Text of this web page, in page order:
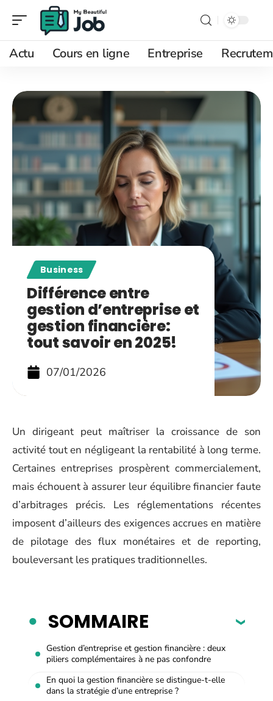
Actu Cours en ligne Entreprise
Business
Différence entre
gestion d’entreprise et
gestion financière:
tout savoir en 2025!
07/01/2026
Un dirigeant peut maîtriser la croissance de son
activité tout en négligeant la rentabilité à long terme.
Certaines entreprises prospèrent commercialement,
mais échouent à assurer leur équilibre financier faute
d’arbitrages précis. Les réglementations récentes
imposent d’ailleurs des exigences accrues en matière
de pilotage des flux monétaires et de reporting,
bouleversant les pratiques traditionnelles.
SOMMAIRE
Gestion d’entreprise et gestion financière : deux
piliers complémentaires à ne pas confondre
En quoi la gestion financière se distingue-t-elle
dans la stratégie d’une entreprise ?